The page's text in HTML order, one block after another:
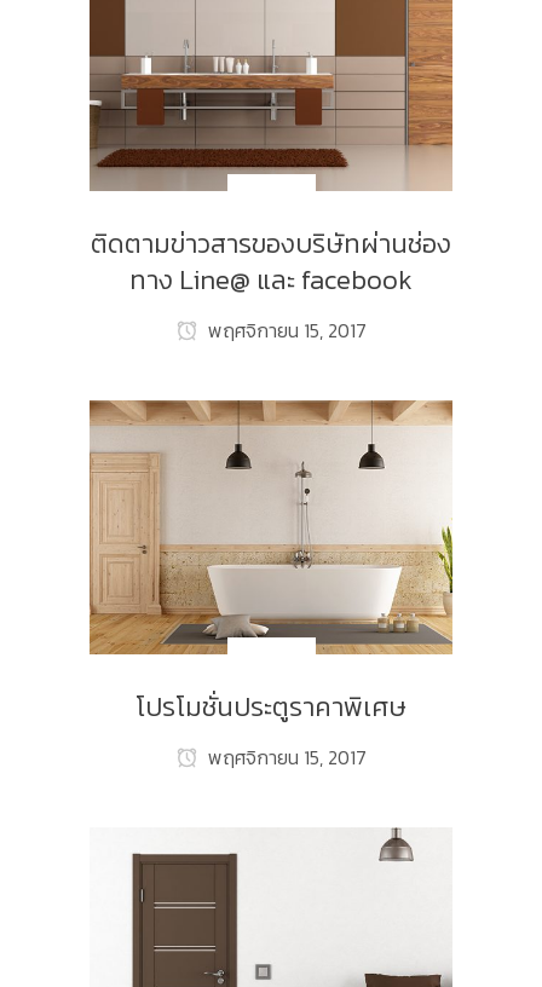
ติดตามข่าวสารของบริษัทผ่านช่อง
ทาง Line@ และ facebook
พฤศจิกายน 15, 2017
โปรโมชั่นประตูราคาพิเศษ
พฤศจิกายน 15, 2017